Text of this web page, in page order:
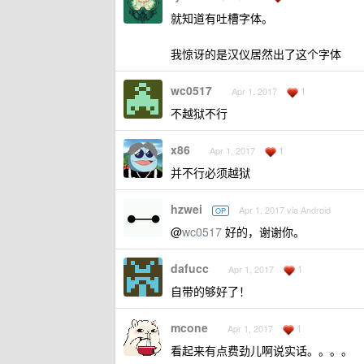
就知道有吐槽字体。
我惊讶的是汉仪居然出了这个字体
wc0517 Apr 1, 2017 1
不越狱不行
x86 Apr 1, 2017 1
并不行必须越狱
hzwei OP Apr 1, 2017 via Android
@wc0517 好的，谢谢你。
dafucc Apr 1, 2017 1
自带的够好了！
mcone Apr 1, 2017 1
看起来有点费劲儿啊说实话。。。。